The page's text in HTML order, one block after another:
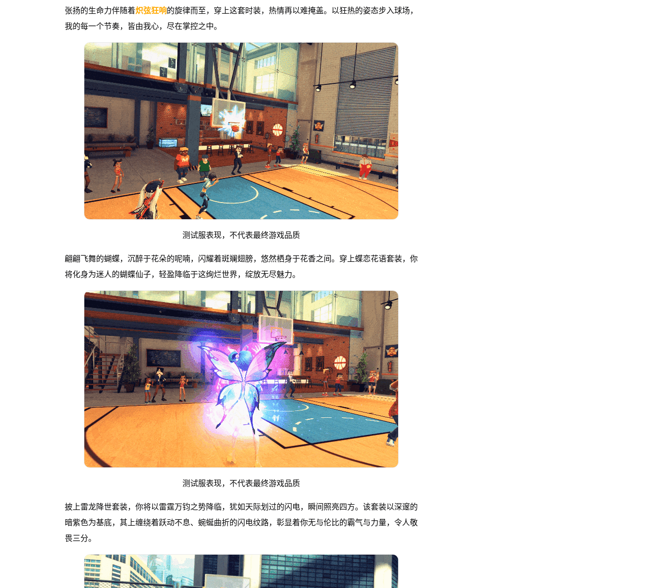
张扬的生命力伴随着炽弦狂响的旋律而至，穿上这套时装，热情再以难掩盖。以狂热的姿态步入球场，
我的每一个节奏，皆由我心，尽在掌控之中。
测试服表现，不代表最终游戏品质
翩翩飞舞的蝴蝶，沉醉于花朵的呢喃，闪耀着斑斓翅膀，悠然栖身于花香之间。穿上蝶恋花语套装，你
将化身为迷人的蝴蝶仙子，轻盈降临于这绚烂世界，绽放无尽魅力。
测试服表现，不代表最终游戏品质
披上雷龙降世套装，你将以雷霆万钧之势降临，犹如天际划过的闪电，瞬间照亮四方。该套装以深邃的
暗紫色为基底，其上缠绕着跃动不息、蜿蜒曲折的闪电纹路，彰显着你无与伦比的霸气与力量，令人敬
畏三分。